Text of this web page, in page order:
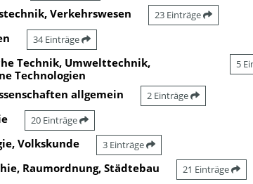
Verkehrswesen 23 Einträge
34 Einträge
Technik, Umwelttechnik,
Technologien
5
allgemein 2 Einträge
20 Einträge
Volkskunde 3 Einträge
Raumordnung, Städtebau 21 Einträge